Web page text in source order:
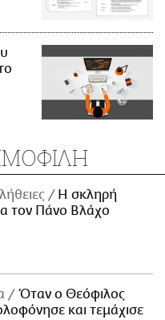
H σκληρή
τον Πάνο Βλάχο
Όταν ο Θεόφιλος
και τεμάχισε